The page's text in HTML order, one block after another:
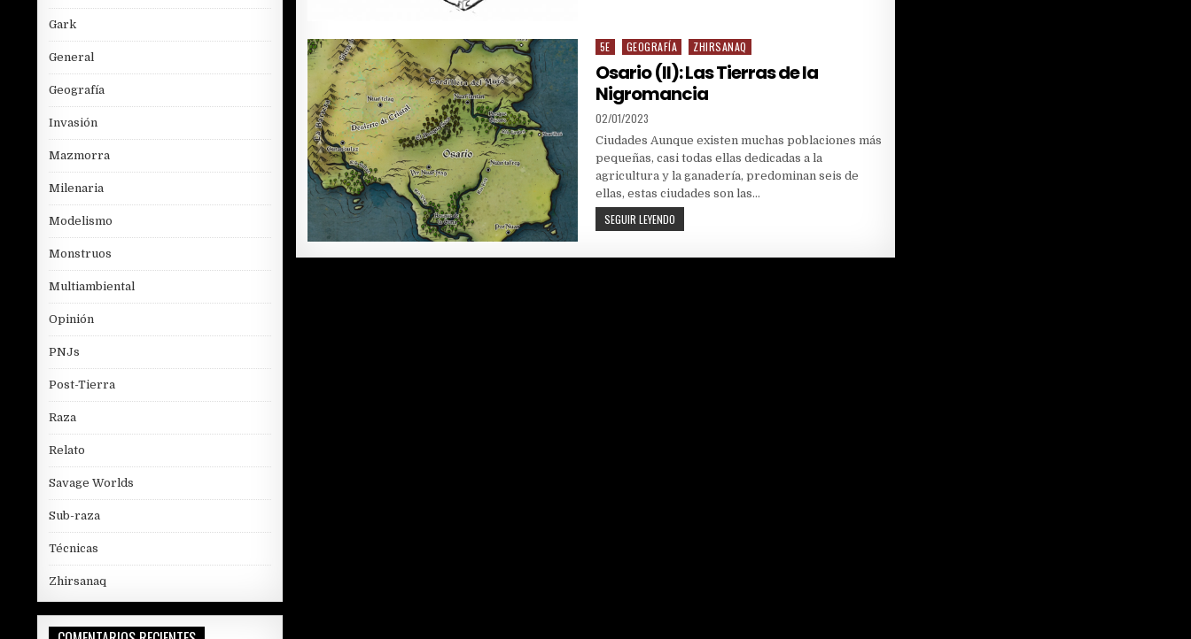
Posted
in
5E GEOGRAFÍA ZHIRSANAQ
Osario (II): Las Tierras de la
Nigromancia
PUBLISHED
DATE:
02/01/2023
Ciudades Aunque existen muchas poblaciones más
pequeñas, casi todas ellas dedicadas a la
agricultura y la ganadería, predominan seis de
ellas, estas ciudades son las…
SEGUIR LEYENDOOSARIO
(II):
Gark
General
Geografía
Invasión
Mazmorra
Milenaria
Modelismo
Monstruos
Multiambiental
Opinión
PNJs
Post-Tierra
Raza
Relato
Savage Worlds
Sub-raza
Técnicas
Zhirsanaq